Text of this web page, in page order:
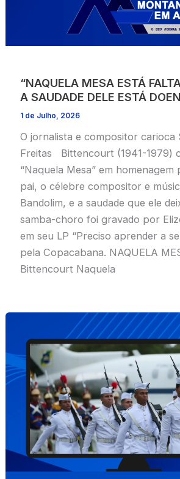
“NAQUELA MESA ESTÁ
A SAUDADE DELE ESTÁ
1 de Julho, 2026
O jornalista e compositor carioca
Freitas Bittencourt (1941-1979)
“Naquela Mesa” em homenagem
pai, o célebre compositor e
Bandolim, e a saudade que ele
samba-choro foi gravado por
em seu LP “Preciso aprender a
pela Copacabana. NAQUELA
Bittencourt Naquela